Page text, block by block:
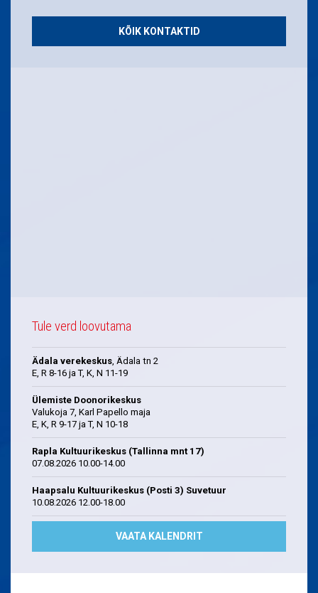
KÕIK KONTAKTID
Tule verd loovutama
Ädala verekeskus, Ädala tn 2
E, R 8-16 ja T, K, N 11-19
Ülemiste Doonorikeskus
Valukoja 7, Karl Papello maja
E, K, R 9-17 ja T, N 10-18
Rapla Kultuurikeskus (Tallinna mnt 17)
07.08.2026 10.00-14.00
Haapsalu Kultuurikeskus (Posti 3) Suvetuur
10.08.2026 12.00-18.00
VAATA KALENDRIT